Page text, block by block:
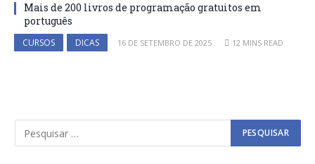
Mais de 200 livros de programação gratuitos em
português
CURSOS DICAS 16 DE SETEMBRO DE 2025 12 MINS READ